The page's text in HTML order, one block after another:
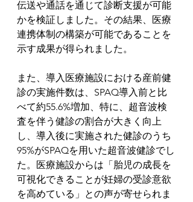
伝送や通話を通じて診断支援が可能
かを検証しました。その結果、医療
連携体制の構築が可能であることを
示す成果が得られました。
また、導入医療施設における産前健
診の実施件数は、SPAQ導入前と比
べて約55.6%増加、特に、超音波検
査を伴う健診の割合が大きく向上
し、導入後に実施された健診のうち
95%がSPAQを用いた超音波健診でし
た。医療施設からは「胎児の成長を
可視化できることが妊婦の受診意欲
を高めている」との声が寄せられま